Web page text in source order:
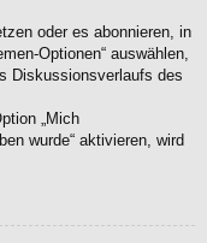
oder es abonnieren, in
Optionen“ auswählen,
Diskussionsverlaufs des
„Mich
wurde“ aktivieren, wird